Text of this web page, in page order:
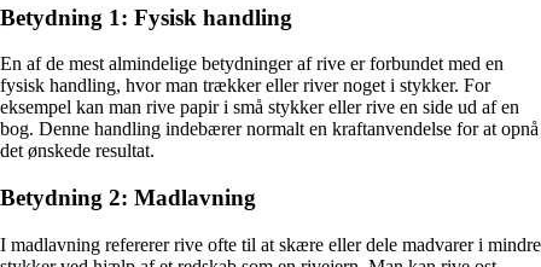
Betydning 1: Fysisk handling
En af de mest almindelige betydninger af rive er forbundet med en
fysisk handling, hvor man trækker eller river noget i stykker. For
eksempel kan man rive papir i små stykker eller rive en side ud af en
bog. Denne handling indebærer normalt en kraftanvendelse for at opnå
det ønskede resultat.
Betydning 2: Madlavning
I madlavning refererer rive ofte til at skære eller dele madvarer i mindre